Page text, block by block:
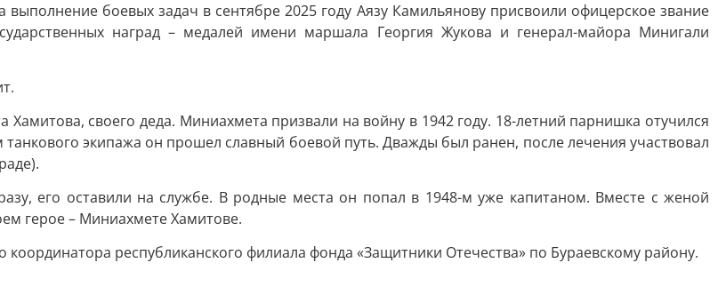
боевых задач в сентябре 2025 году Аязу Камильянову присвоили офицерское звание
наград – медалей имени маршала Георгия Жукова и генерал-майора Минигали
своего деда. Миниахмета призвали на войну в 1942 году. 18-летний парнишка отучился
экипажа он прошел славный боевой путь. Дважды был ранен, после лечения участвовал
его оставили на службе. В родные места он попал в 1948-м уже капитаном. Вместе с женой
герое – Миниахмете Хамитове.
республиканского филиала фонда «Защитники Отечества» по Бураевскому району.